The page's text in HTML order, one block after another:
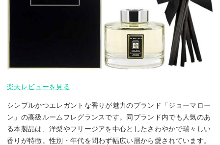
楽天レビューを見る
シンプルかつエレガントな香りが魅力のブランド「ジョーマロー
ン」の高級ルームフレグランスです。同ブランド内でも人気のあ
る本製品は、洋梨やフリージアを中心としたさわやかで瑞々しい
香りが特徴。性別・年代を問わず幅広い層から愛されています。